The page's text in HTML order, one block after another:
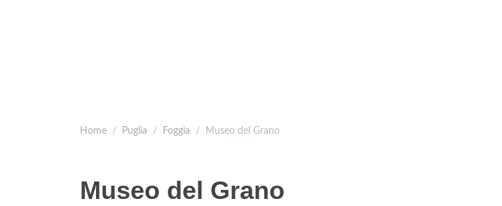
Home Puglia Foggia Museo del Grano
Museo del Grano